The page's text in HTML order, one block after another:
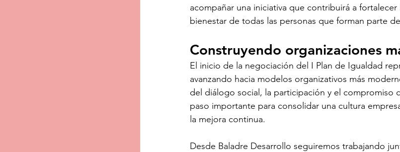
acompañar una iniciativa que contribuirá a
bienestar de todas las personas que forman parte
Construyendo organizaciones
El inicio de la negociación del I Plan de Igualdad
avanzando hacia modelos organizativos más
del diálogo social, la participación y el compromiso
paso importante para consolidar una cultura
la mejora continua.
Desde Baladre Desarrollo seguiremos trabajando